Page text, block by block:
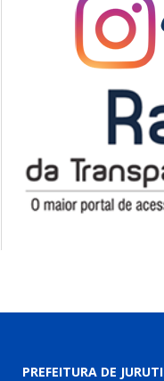
PREFEITURA DE JURUTI